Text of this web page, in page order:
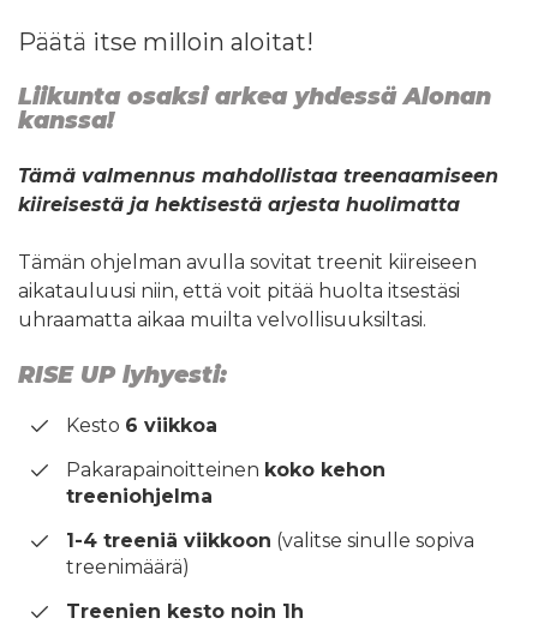
Päätä itse milloin aloitat!
Liikunta osaksi arkea yhdessä Alonan
kanssa!
Tämä valmennus mahdollistaa treenaamiseen
kiireisestä ja hektisestä arjesta huolimatta
Tämän ohjelman avulla sovitat treenit kiireiseen
aikatauluusi niin, että voit pitää huolta itsestäsi
uhraamatta aikaa muilta velvollisuuksiltasi.
RISE UP lyhyesti:
Kesto 6 viikkoa
Pakarapainoitteinen koko kehon
treeniohjelma
1-4 treeniä viikkoon (valitse sinulle sopiva
treenimäärä)
Treenien kesto noin 1h